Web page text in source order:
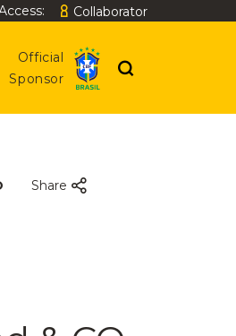
Collaborator
Official
Sponsor
Share